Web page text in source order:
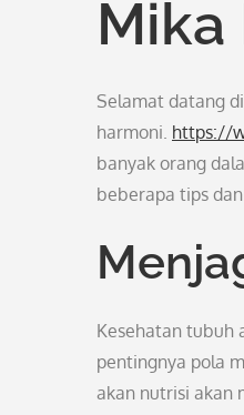
Selamat datang
harmoni. https://
banyak orang
beberapa tips
Kesehatan tubuh
pentingnya pola
akan nutrisi akan